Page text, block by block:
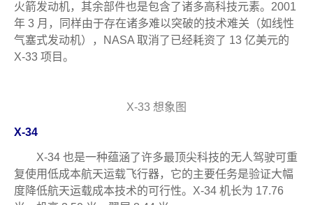
火箭发动机，其余部件也是包含了诸多高科技元素。2001
年 3 月，同样由于存在诸多难以突破的技术难关（如线性
气塞式发动机），NASA 取消了已经耗资了 13 亿美元的
X-33 项目。
X-33 想象图
X-34
X-34 也是一种蕴涵了许多最顶尖科技的无人驾驶可重
复使用低成本航天运载飞行器，它的主要任务是验证大幅
度降低航天运载成本技术的可行性。X-34 机长为 17.76